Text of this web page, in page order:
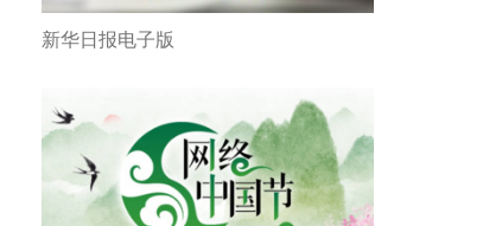
新华日报电子版